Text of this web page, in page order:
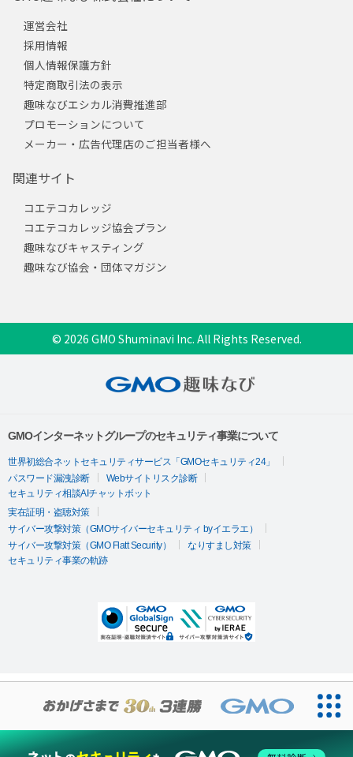
運営会社
採用情報
個人情報保護方針
特定商取引法の表示
趣味なびエシカル消費推進部
プロモーションについて
メーカー・広告代理店のご担当者様へ
関連サイト
コエテコカレッジ
コエテコカレッジ協会プラン
趣味なびキャスティング
趣味なび協会・団体マガジン
© 2026 GMO Shuminavi Inc. All Rights Reserved.